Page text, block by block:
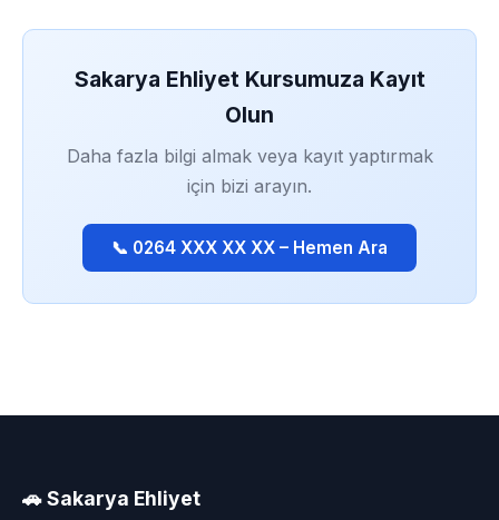
Sakarya Ehliyet Kursumuza Kayıt
Olun
Daha fazla bilgi almak veya kayıt yaptırmak
için bizi arayın.
📞 0264 XXX XX XX – Hemen Ara
🚗 Sakarya Ehliyet